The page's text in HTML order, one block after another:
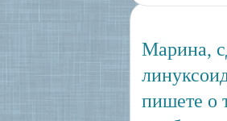
Марина,
пишете о